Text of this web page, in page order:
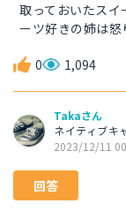
取っておいたスイ
ーツ好きの姉は怒
0 1,094
Takaさん
ネイティブキ
2023/12/11
回答